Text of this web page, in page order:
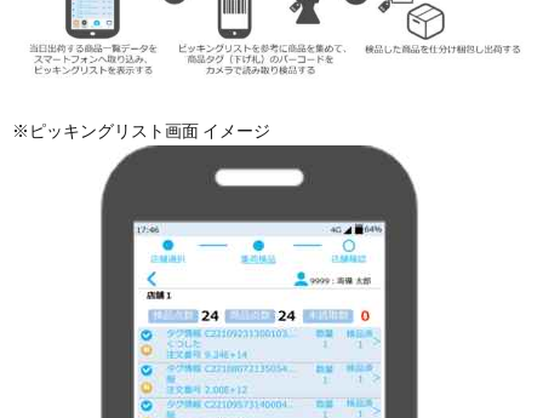
※ピッキングリスト画面 イメージ